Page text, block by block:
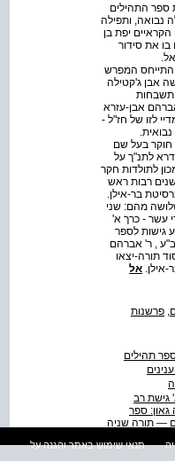
ספר התהילים
נבואה, ותפילה
יפת בן
בו את סידור
התייחס המפרש
אבן ג'קטילה
אבן-עזרא
לזו של חז"ל -
חוקר בעל שם
לתנ"ך על
לתולדות חקר
רבות ראש
בר-אילן.
מהם: שני
עשר - כרך א'
גישות לספר
, ר' אברהם
תורה-יצאו
אילן. אל
פרשנות
תהילים
גישת רב
גאון: ספר
— תורה שניה
מזמוריתנאי שימוש באתר והגנה על